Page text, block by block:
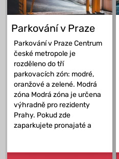
Parkování v Praze
Parkování v Praze Centrum
české metropole je
rozděleno do tří
parkovacích zón: modré,
oranžové a zelené. Modrá
zóna Modrá zóna je určena
výhradně pro rezidenty
Prahy. Pokud zde
zaparkujete pronajaté a